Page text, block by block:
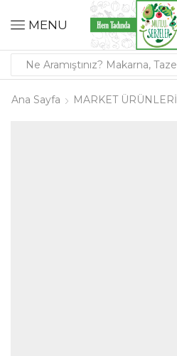
MENU
Ana Sayfa MARKET ÜRÜNLERİ